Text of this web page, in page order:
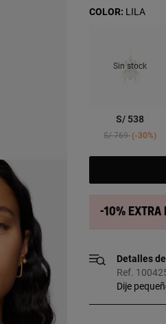
Sin stock
S/ 538
Price reduced
S/ 769to-30%
COLOR: LILA
-10% extra
Detalles
Ref.
Dije